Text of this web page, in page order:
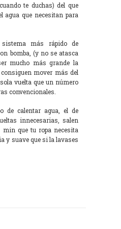
te duchas) del que
agua que necesitan para
más rápido de
bomba, (y no se atasca
mucho más grande la
mover más del
vuelta que un número
convencionales.
de calentar agua, el de
innecesarias, salen
min que tu ropa necesita
y suave que si la lavases